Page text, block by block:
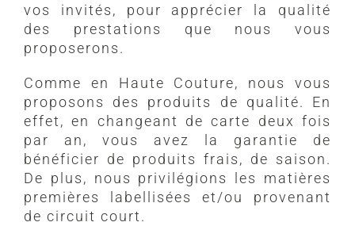
vos invités, pour apprécier la qualité
des prestations que nous vous
proposerons.
Comme en Haute Couture, nous vous
proposons des produits de qualité. En
effet, en changeant de carte deux fois
par an, vous avez la garantie de
bénéficier de produits frais, de saison.
De plus, nous privilégions les matières
premières labellisées et/ou provenant
de circuit court.